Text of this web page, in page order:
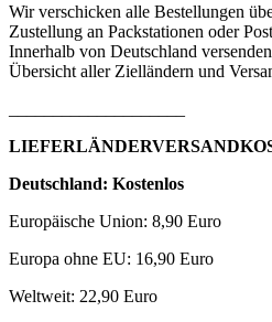
Wir verschicken alle Bestellungen
Zustellung an Packstationen oder
Innerhalb von Deutschland
Übersicht aller Zielländern und
Deutschland: Kostenlos
Europäische Union: 8,90 Euro
Europa ohne EU: 16,90 Euro
Weltweit: 22,90 Euro